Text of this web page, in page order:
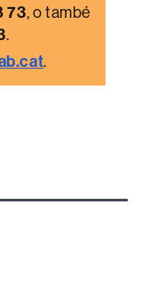
73, o també
.
.